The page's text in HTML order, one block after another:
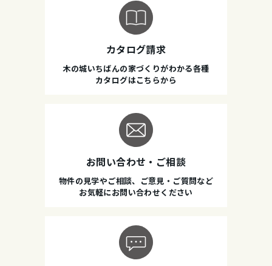
カタログ請求
木の城いちばんの家づくりがわかる各種
カタログはこちらから
お問い合わせ・ご相談
物件の見学やご相談、ご意見・ご質問など
お気軽にお問い合わせください